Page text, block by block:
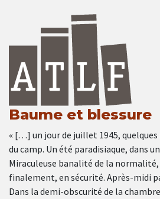
Baume et blessure
« […] un jour de juillet 1945,
du camp. Un été paradisiaque, dans
Miraculeuse banalité de la
finalement, en sécurité. Après-midi
Dans la demi-obscurité de la